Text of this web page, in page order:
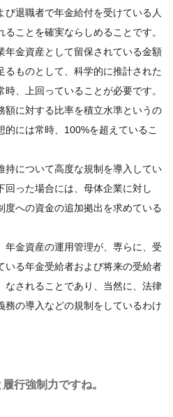
退職者で年金給付を受けている人
ことを確実ならしめることです。
金資産として留保されている金額
るものとして、科学的に推計された
、上回っていることが必要です。
額に対する比率を積立水準というの
的には常時、100%を超えているこ
について高度な規制を導入してい
回った場合には、母体企業に対し
度への資金の追加拠出を求めている
金資産の運用管理が、専らに、受
いる年金受給者および将来の受給者
なされることであり、当然に、法律
務の導入などの規制をしているわけ
行強制力ですね。